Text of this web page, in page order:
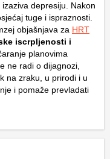
depresiju. Nakon
tuge i ispraznosti.
objašnjava za HRT
iscrpljenosti i
planovima
ne radi o dijagnozi,
na zraku, u prirodi i u
i pomaže prevladati